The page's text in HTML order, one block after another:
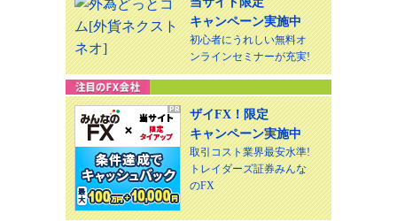
キャンペーン実施中
初心者にうれしい無料オ
ンラインセミナーが充実!
ザイFX！限定
キャンペーン実施中
取引コスト業界最安水準!
トレイダーズ証券みんな
のFX